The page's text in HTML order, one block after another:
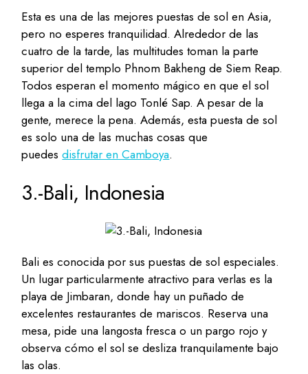
Esta es una de las mejores puestas de sol en Asia,
pero no esperes tranquilidad. Alrededor de las
cuatro de la tarde, las multitudes toman la parte
superior del templo Phnom Bakheng de Siem Reap.
Todos esperan el momento mágico en que el sol
llega a la cima del lago Tonlé Sap. A pesar de la
gente, merece la pena. Además, esta puesta de sol
es solo una de las muchas cosas que
puedesdisfrutar en Camboya.
3.-Bali, Indonesia
Bali es conocida por sus puestas de sol especiales.
Un lugar particularmente atractivo para verlas es la
playa de Jimbaran, donde hay un puñado de
excelentes restaurantes de mariscos. Reserva una
mesa, pide una langosta fresca o un pargo rojo y
observa cómo el sol se desliza tranquilamente bajo
las olas.